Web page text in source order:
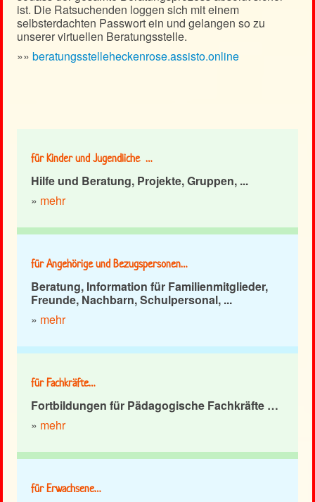
ist. Die Ratsuchenden loggen sich mit einem
selbsterdachten Passwort ein und gelangen so zu
unserer virtuellen Beratungsstelle.
»» beratungsstelleheckenrose.assisto.online
für Kinder und Jugendliche …
Hilfe und Beratung, Projekte, Gruppen, ...
» mehr
für Angehörige und Bezugspersonen…
Beratung, Information für Familienmitglieder,
Freunde, Nachbarn, Schulpersonal, ...
» mehr
für Fachkräfte…
Fortbildungen für Pädagogische Fachkräfte …
» mehr
für Erwachsene…